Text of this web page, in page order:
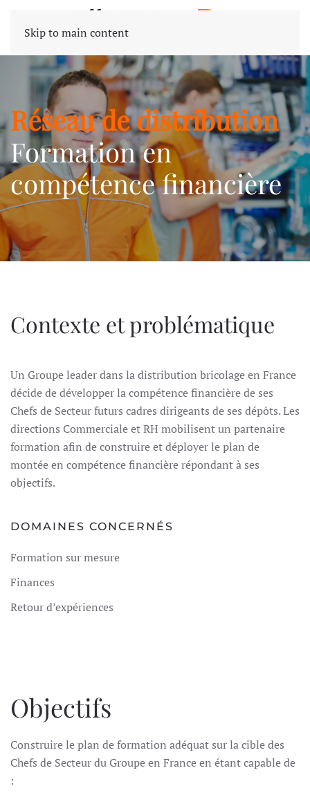
Skip to main content
Réseau de distribution
Formation en
compétence financière
Contexte et problématique
Un Groupe leader dans la distribution bricolage en France
décide de développer la compétence financière de ses
Chefs de Secteur futurs cadres dirigeants de ses dépôts. Les
directions Commerciale et RH mobilisent un partenaire
formation afin de construire et déployer le plan de
montée en compétence financière répondant à ses
objectifs.
DOMAINES CONCERNÉS
Formation sur mesure
Finances
Retour d’expériences
Objectifs
Construire le plan de formation adéquat sur la cible des
Chefs de Secteur du Groupe en France en étant capable de
: